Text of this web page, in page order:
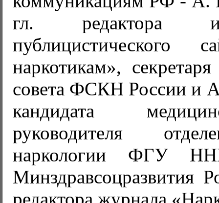
гл. редактора
наркотикам»,
совета ФСКН России и
кандидата
руководителя
наркологии ФГУ
Минздравсоцразвития